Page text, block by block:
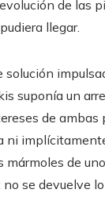
de las
llegar.
suponía un
de ambas
ni
mármoles de
se devuelve